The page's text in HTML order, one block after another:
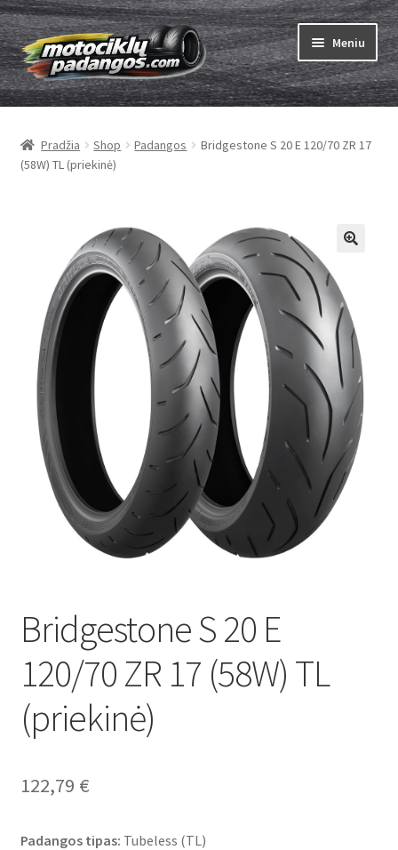
Pereiti
prie
meniu
Pereiti
prie
turinio
Meniu
Padangos
menu
Kameros
menu
Kaip užsisakyti
Testų
Brand
sub-
menu
Kontaktai
Pradžia Shop Padangos
Bridgestone S 20 E 120/70 ZR 17
(58W) TL (priekinė)
Bridgestone S 20 E
120/70 ZR 17 (58W) TL
(priekinė)
122,79 €
Padangos tipas: Tubeless (TL)